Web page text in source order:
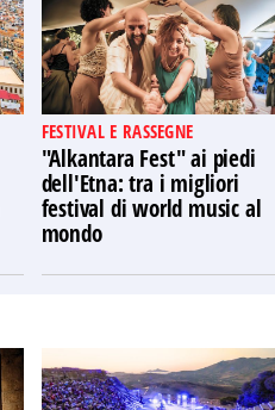
FESTIVAL E RASSEGNE
"Alkantara Fest" ai piedi
dell'Etna: tra i migliori
festival di world music al
mondo